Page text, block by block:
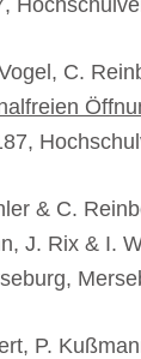
C.
& C.
J. Rix & I.
P.